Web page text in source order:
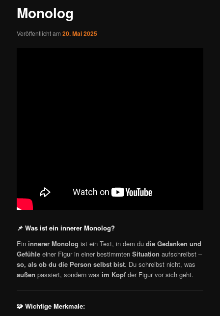
Monolog
Veröffentlicht am20. Mai 2025
📌Was ist ein innerer Monolog?
Ein innerer Monolog ist ein Text, in dem dudie Gedanken und
Gefühle einer Figur in einer bestimmtenSituation aufschreibst –
so, als ob du die Person selbst bist. Du schreibst nicht, was
außen passiert, sondern was im Kopf der Figur vor sich geht.
🧩Wichtige Merkmale: